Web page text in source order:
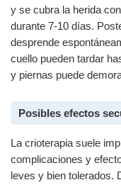
y se cubra la herida
durante 7-10 días.
desprende
cuello pueden tardar
y piernas puede
Posibles efectos
La crioterapia suele
complicaciones y
leves y bien tolerados.